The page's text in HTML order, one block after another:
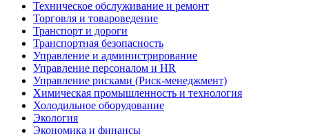
Техническое обслуживание и ремонт
Торговля и товароведение
Транспорт и дороги
Транспортная безопасность
Управление и администрирование
Управление персоналом и HR
Управление рисками (Риск-менеджмент)
Химическая промышленность и технология
Холодильное оборудование
Экология
Экономика и финансы